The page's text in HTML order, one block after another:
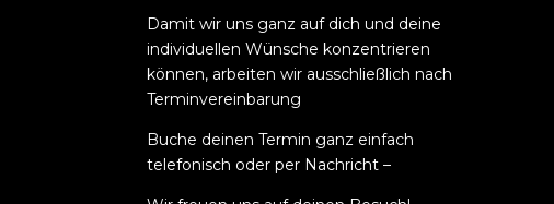
Damit wir uns ganz auf dich und deine
individuellen Wünsche konzentrieren
können, arbeiten wir ausschließlich nach
Terminvereinbarung
Buche deinen Termin ganz einfach
telefonisch oder per Nachricht –